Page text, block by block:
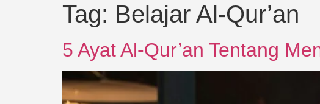
Tag: Belajar Al-Qur’an
5 Ayat Al-Qur’an Tentang